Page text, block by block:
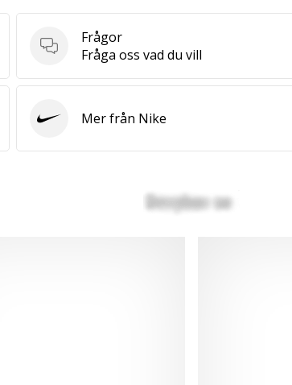
Frågor
Frågor
Fråga oss vad du vill
Nike Mer från Nike